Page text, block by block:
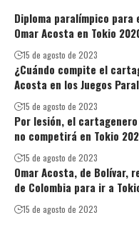
Diploma paralímpico
Omar Acosta en Tokio
15 de agosto de 2023
¿Cuándo compite el
Acosta en los Juegos
15 de agosto de 2023
Por lesión, el
no competirá en Tokio
15 de agosto de 2023
Omar Acosta, de Bolívar,
de Colombia para ir a
15 de agosto de 2023